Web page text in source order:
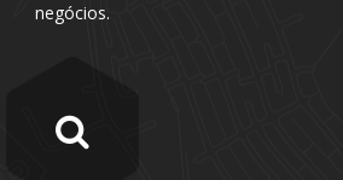
negócios.